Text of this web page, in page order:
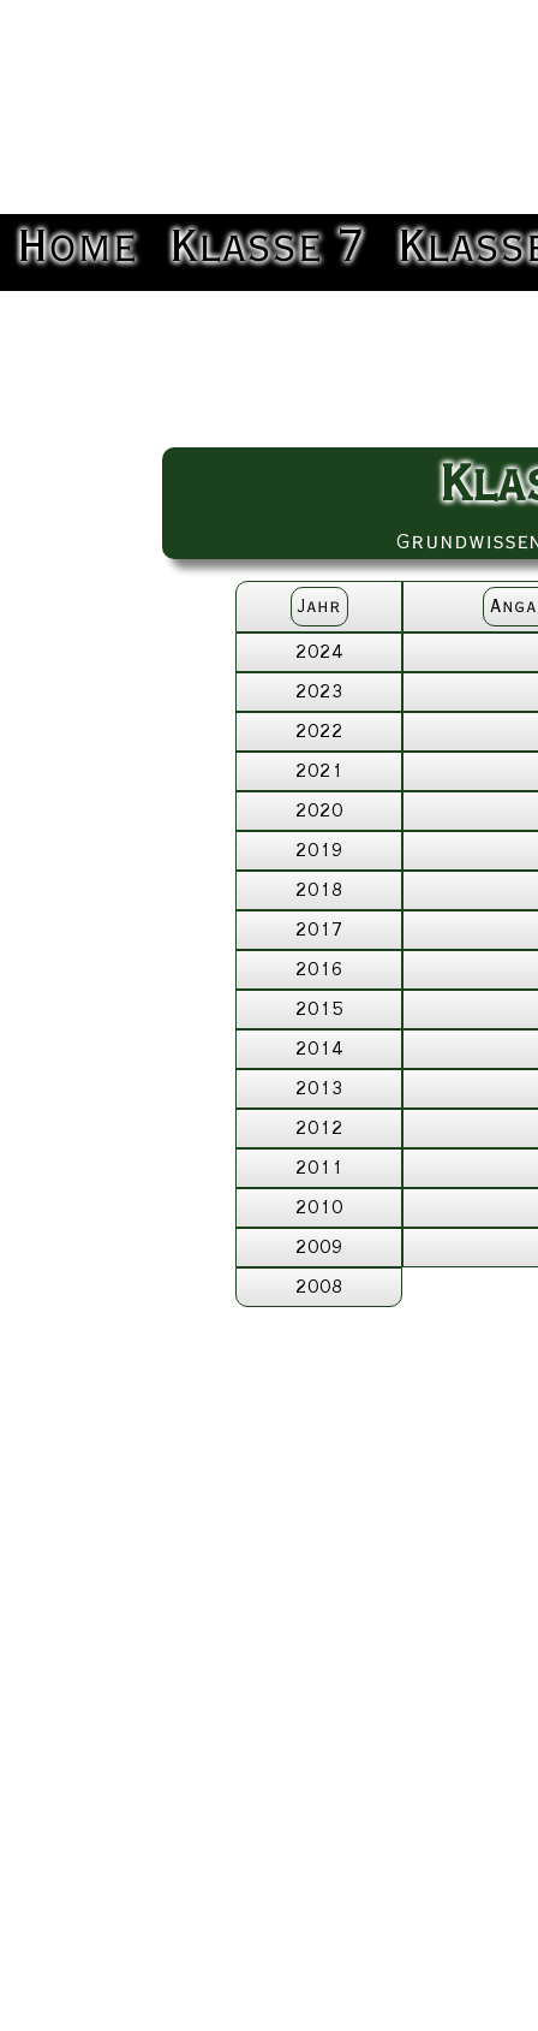
Home Klasse 7
Jahr
2024
2023
2022
2021
2020
2019
2018
2017
2016
2015
2014
2013
2012
2011
2010
2009
2008